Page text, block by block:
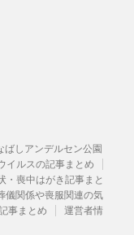
ばしアンデルセン公園
イルスの記事まとめ
・喪中はがき記事まと
儀関係や喪服関連の気
事まとめ
運営者情